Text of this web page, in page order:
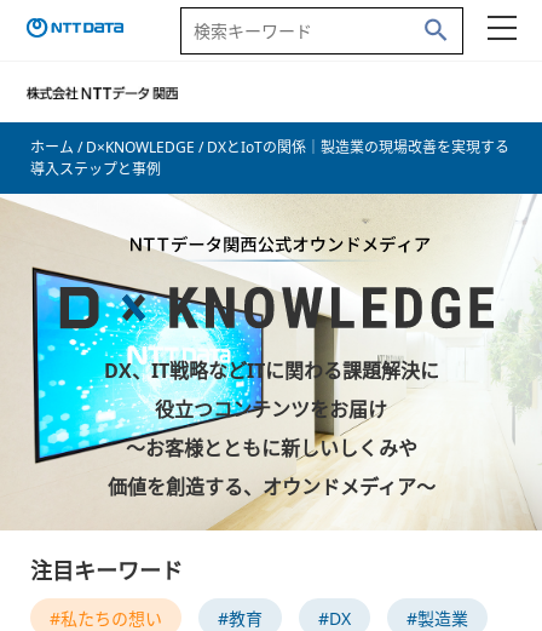
ホーム /D×KNOWLEDGE / DXとIoTの関係｜製造業の現場改善を実現する
導入ステップと事例
DX、IT戦略などITに関わる課題解決に
役立つコンテンツをお届け
～お客様とともに新しいしくみや
価値を創造する、オウンドメディア～
注目キーワード
#私たちの想い #教育 #DX #製造業